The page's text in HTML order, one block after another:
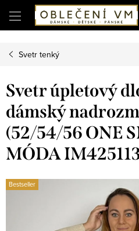
Microsoft Clarity
Přejít
na
Svetr tenký
Svetr úpletový
dámský
(52/54/56 ONE
MÓDA
Bestseller